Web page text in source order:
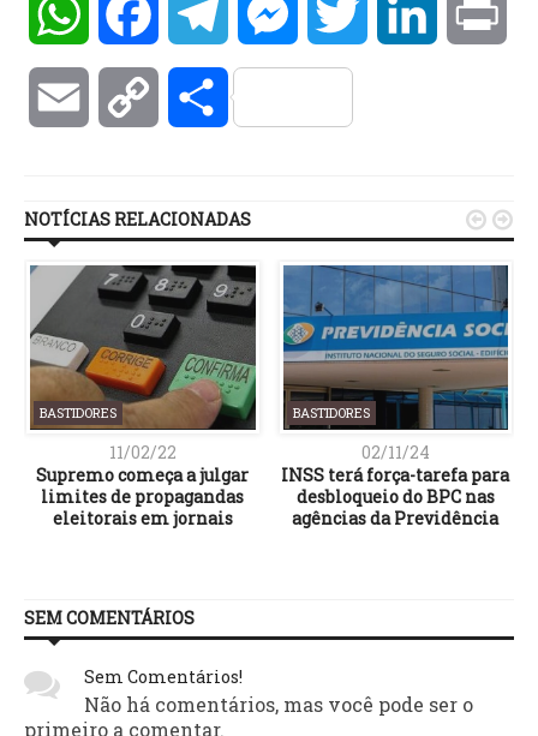
WhatsAppFacebookTelegramMessengerTwitter LinkedIn
Email Copy Compartilhar
NOTÍCIAS RELACIONADAS
BASTIDORES
11/02/22
Supremo começa a julgar
limites de propagandas
eleitorais em jornais
BASTIDORES
02/11/24
INSS terá força-tarefa para
desbloqueio do BPC nas
agências da Previdência
 
SEM COMENTÁRIOS
Sem Comentários!
Não há comentários, mas você pode ser o
primeiro a comentar.